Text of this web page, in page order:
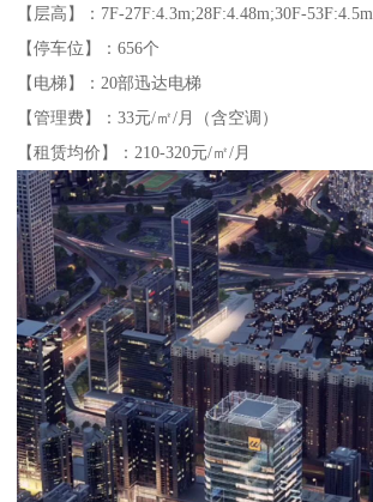
【层高】：7F-27F:4.3m;28F:4.48m;30F-53F:4.5m
【停车位】：656个
【电梯】：20部迅达电梯
【管理费】：33元/㎡/月（含空调）
【租赁均价】：210-320元/㎡/月